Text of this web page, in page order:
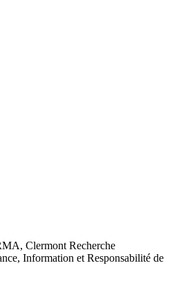
Clermont Recherche
Information et Responsabilité de